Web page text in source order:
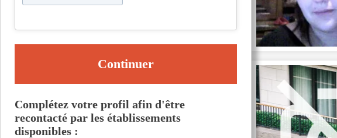
Continuer
Complétez votre profil afin d'être
recontacté par les établissements
disponibles :